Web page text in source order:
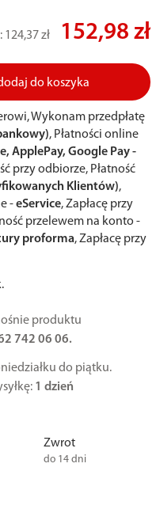
124,37 zł 152,98 zł
do koszyka
Wykonam przedpłatę
, Płatności online
ApplePay, Google Pay -
przy odbiorze, Płatność
Klientów),
-eService, Zapłacę przy
przelewem na konto -
proforma, Zapłacę przy
produktu
742 06 06.
do piątku.
1 dzień
Zwrot
do 14 dni